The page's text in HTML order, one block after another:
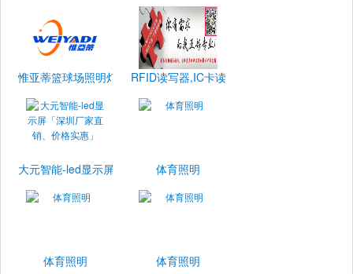
惟亚蒂篮球场照明灯具 RFID读写器,IC卡读卡器,档案管理,电子标签
大元智能-led显示屏「深圳厂家直销、价格实惠」
体育照明
体育照明 体育照明